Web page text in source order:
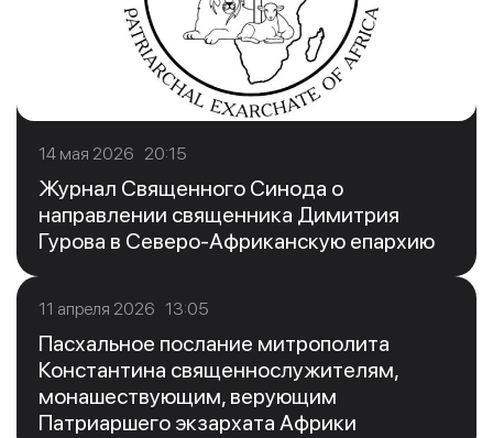
14 мая 2026 20:15
Журнал Священного Синода о
направлении священника Димитрия
Гурова в Северо-Африканскую епархию
11 апреля 2026 13:05
Пасхальное послание митрополита
Константина священнослужителям,
монашествующим, верующим
Патриаршего экзархата Африки